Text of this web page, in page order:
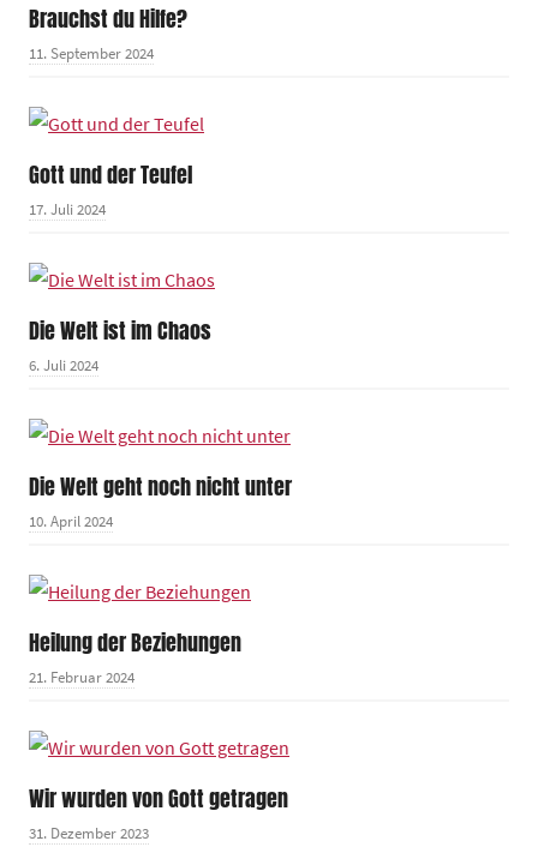
Brauchst du Hilfe?
11. September 2024
Gott und der Teufel
17. Juli 2024
Die Welt ist im Chaos
6. Juli 2024
Die Welt geht noch nicht unter
10. April 2024
Heilung der Beziehungen
21. Februar 2024
Wir wurden von Gott getragen
31. Dezember 2023